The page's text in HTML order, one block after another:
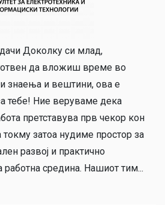
Доколку си млад,
да вложиш време во
знаења и вештини, ова е
тебе! Ние веруваме дека
претставува прв чекор кон
затоа нудиме простор за
развој и практично
работна средина. Нашиот тим...